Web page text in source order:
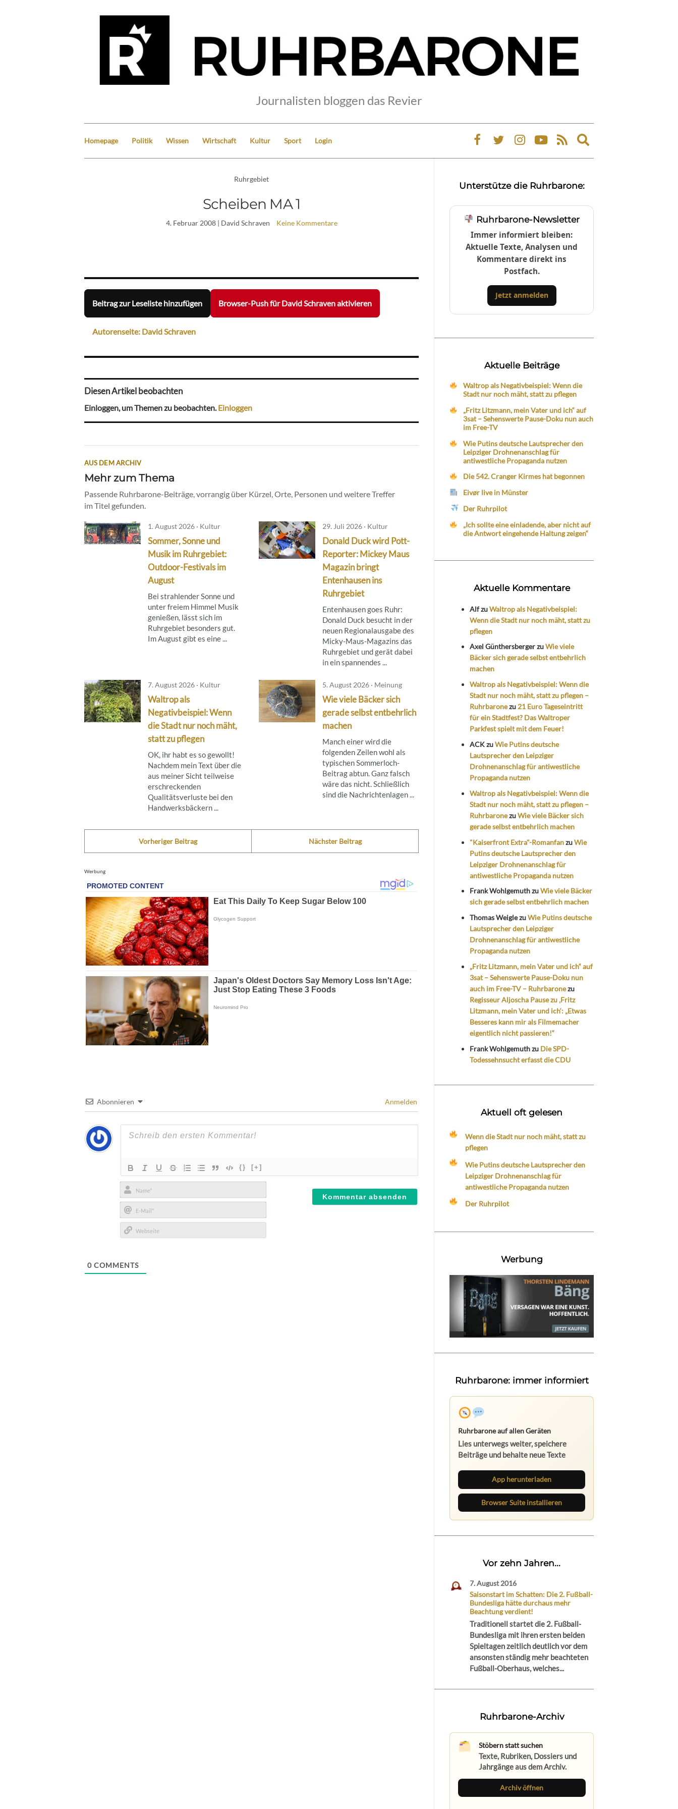
Journalisten bloggen das Revier
Homepage Politik Wissen Wirtschaft Kultur Sport Login
Expand
search
Ruhrgebiet
Scheiben MA 1
4. Februar 2008| David Schraven Keine Kommentare
Beitrag zur Leseliste hinzufügen Browser-Push für David Schraven aktivieren
Autorenseite: David Schraven
Diesen Artikel beobachten
Einloggen, um Themen zu beobachten.Einloggen
AUS DEM ARCHIV
Mehr zum Thema
Passende Ruhrbarone-Beiträge, vorrangig über Kürzel, Orte, Personen und weitere Treffer
im Titel gefunden.
1. August 2026 · Kultur
Sommer, Sonne und
Musik im Ruhrgebiet:
Outdoor-Festivals im
August
Bei strahlender Sonne und
unter freiem Himmel Musik
genießen, lässt sich im
Ruhrgebiet besonders gut.
Im August gibt es eine ...
29. Juli 2026 · Kultur
Donald Duck wird Pott-
Reporter: Mickey Maus
Magazin bringt
Entenhausen ins
Ruhrgebiet
Entenhausen goes Ruhr:
Donald Duck besucht in der
neuen Regionalausgabe des
Micky‑Maus‑Magazins das
Ruhrgebiet und gerät dabei
in ein spannendes ...
7. August 2026 · Kultur
Waltrop als
Negativbeispiel: Wenn
die Stadt nur noch mäht,
statt zu pflegen
OK, ihr habt es so gewollt!
Nachdem mein Text über die
aus meiner Sicht teilweise
erschreckenden
Qualitätsverluste bei den
Handwerksbäckern ...
5. August 2026 · Meinung
Wie viele Bäcker sich
gerade selbst entbehrlich
machen
Manch einer wird die
folgenden Zeilen wohl als
typischen Sommerloch-
Beitrag abtun. Ganz falsch
wäre das nicht. Schließlich
sind die Nachrichtenlagen ...
Vorheriger Beitrag Nächster Beitrag
Werbung
Abonnieren Anmelden
{} [+]
Name*
E-
Mail*
0 COMMENTS
Unterstütze die Ruhrbarone:
Ruhrbarone-Newsletter
Immer informiert bleiben:
Aktuelle Texte, Analysen und
Kommentare direkt ins
Postfach.
Jetzt anmelden
Aktuelle Beiträge
Waltrop als Negativbeispiel: Wenn die
Stadt nur noch mäht, statt zu pflegen
„Fritz Litzmann, mein Vater und ich“ auf
3sat – Sehenswerte Pause-Doku nun auch
im Free-TV
Wie Putins deutsche Lautsprecher den
Leipziger Drohnenanschlag für
antiwestliche Propaganda nutzen
Die 542. Cranger Kirmes hat begonnen
Eivør live in Münster
Der Ruhrpilot
„Ich sollte eine einladende, aber nicht auf
die Antwort eingehende Haltung zeigen“
Aktuelle Kommentare
AlfzuWaltrop als Negativbeispiel:
Wenn die Stadt nur noch mäht, statt zu
pflegen
Axel GünthersbergerzuWie viele
Bäcker sich gerade selbst entbehrlich
machen
Waltrop als Negativbeispiel: Wenn die
Stadt nur noch mäht, statt zu pflegen –
Ruhrbaronezu 21 Euro Tageseintritt
für ein Stadtfest? Das Waltroper
Parkfest spielt mit dem Feuer!
ACKzuWie Putins deutsche
Lautsprecher den Leipziger
Drohnenanschlag für antiwestliche
Propaganda nutzen
Waltrop als Negativbeispiel: Wenn die
Stadt nur noch mäht, statt zu pflegen –
RuhrbaronezuWie viele Bäcker sich
gerade selbst entbehrlich machen
"Kaiserfront Extra"-RomanfanzuWie
Putins deutsche Lautsprecher den
Leipziger Drohnenanschlag für
antiwestliche Propaganda nutzen
Frank WohlgemuthzuWie viele Bäcker
sich gerade selbst entbehrlich machen
Thomas WeiglezuWie Putins deutsche
Lautsprecher den Leipziger
Drohnenanschlag für antiwestliche
Propaganda nutzen
„Fritz Litzmann, mein Vater und ich“ auf
3sat – Sehenswerte Pause-Doku nun
auch im Free-TV – Ruhrbaronezu
Regisseur Aljoscha Pause zu ‚Fritz
Litzmann, mein Vater und ich‘: „Etwas
Besseres kann mir als Filmemacher
eigentlich nicht passieren!“
Frank Wohlgemuthzu Die SPD-
Todessehnsucht erfasst die CDU
Aktuell oft gelesen
Wenn die Stadt nur noch mäht, statt zu
pflegen
Wie Putins deutsche Lautsprecher den
Leipziger Drohnenanschlag für
antiwestliche Propaganda nutzen
Der Ruhrpilot
Werbung
Ruhrbarone: immer informiert
Ruhrbarone auf allen Geräten
Lies unterwegs weiter, speichere
Beiträge und behalte neue Texte
App herunterladen
Browser Suite installieren
Vor zehn Jahren...
7. August 2016
Saisonstart im Schatten: Die 2. Fußball-
Bundesliga hätte durchaus mehr
Beachtung verdient!
Traditionell startet die 2. Fußball-
Bundesliga mit ihren ersten beiden
Spieltagen zeitlich deutlich vor dem
ansonsten ständig mehr beachteten
Fußball-Oberhaus, welches...
Ruhrbarone-Archiv
Stöbern statt suchen
Texte, Rubriken, Dossiers und
Jahrgänge aus dem Archiv.
Archiv öffnen